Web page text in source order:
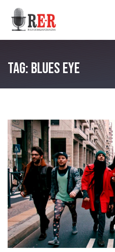
Salta al contenuto principale
Tag: Blues Eye